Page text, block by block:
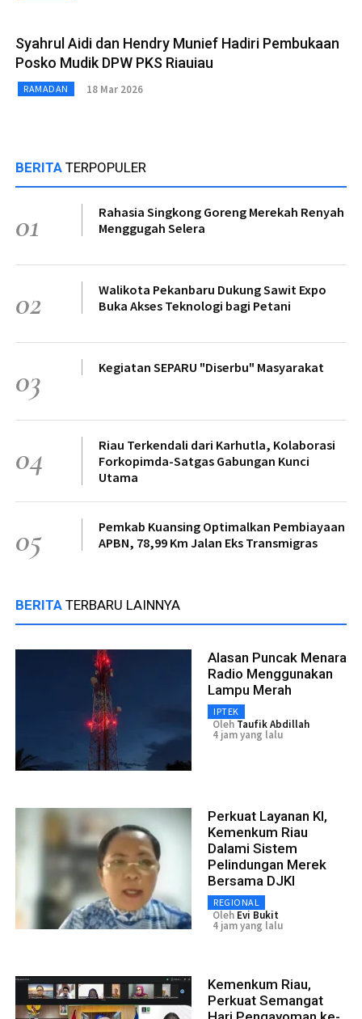
Syahrul Aidi dan Hendry Munief Hadiri Pembukaan
Posko Mudik DPW PKS Riauiau
RAMADAN 18 Mar 2026
BERITA TERPOPULER
01
Rahasia Singkong Goreng Merekah Renyah
Menggugah Selera
02
Walikota Pekanbaru Dukung Sawit Expo
Buka Akses Teknologi bagi Petani
03 Kegiatan SEPARU "Diserbu" Masyarakat
04
Riau Terkendali dari Karhutla, Kolaborasi
Forkopimda-Satgas Gabungan Kunci
Utama
05
Pemkab Kuansing Optimalkan Pembiayaan
APBN, 78,99 Km Jalan Eks Transmigras
BERITA TERBARU LAINNYA
Alasan Puncak Menara
Radio Menggunakan
Lampu Merah
IPTEK
Oleh Taufik Abdillah
4 jam yang lalu
Perkuat Layanan KI,
Kemenkum Riau
Dalami Sistem
Pelindungan Merek
Bersama DJKI
REGIONAL
Oleh Evi Bukit
4 jam yang lalu
Kemenkum Riau,
Perkuat Semangat